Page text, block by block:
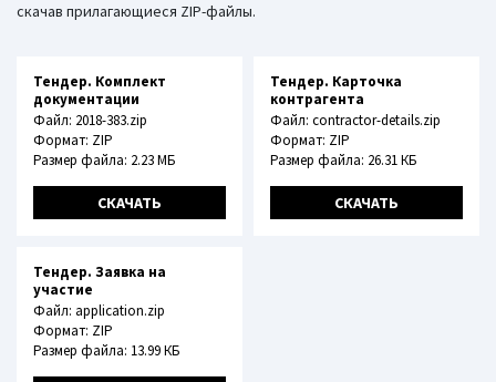
скачав прилагающиеся ZIP-файлы.
Тендер. Комплект
документации
Файл: 2018-383.zip
Формат: ZIP
Размер файла: 2.23 МБ
СКАЧАТЬ
Тендер. Карточка
контрагента
Файл: contractor-details.zip
Формат: ZIP
Размер файла: 26.31 КБ
СКАЧАТЬ
Тендер. Заявка на
участие
Файл: application.zip
Формат: ZIP
Размер файла: 13.99 КБ